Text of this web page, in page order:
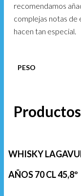
recomendamos
complejas notas de
hacen tan especial.
PESO
WHISKY
AÑOS 70 CL 45,8º